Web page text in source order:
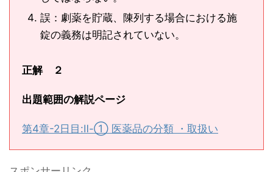
誤：劇薬を貯蔵、陳列する場合における施
錠の義務は明記されていない。
正解 ２
出題範囲の解説ページ
第4章-2日目:Ⅱ-① 医薬品の分類 ・取扱い